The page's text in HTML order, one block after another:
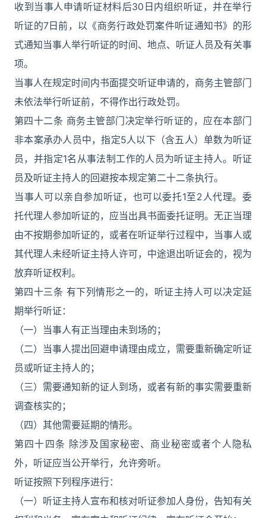
收到当事人申请听证材料后30日内组织听证，并在举行
听证的7日前，以《商务行政处罚案件听证通知书》的形
式通知当事人举行听证的时间、地点、听证人员及有关事
项。
当事人在规定时间内书面提交听证申请的，商务主管部门
未依法举行听证前，不得作出行政处罚。
第四十二条 商务主管部门决定举行听证的，应在本部门
非本案承办人员中，指定5人以下（含五人）单数为听证
员，并指定1名从事法制工作的人员为听证主持人。听证
员及听证主持人的回避按本规定第二十二条执行。
当事人可以亲自参加听证，也可以委托1至2人代理。委
托代理人参加听证的，应当出具书面委托证明。无正当理
由不按期参加听证的，或者在听证举行过程中，当事人或
其代理人未经听证主持人许可，中途退出听证会的，视为
放弃听证权利。
第四十三条 有下列情形之一的，听证主持人可以决定延
期举行听证：
（一）当事人有正当理由未到场的；
（二）当事人提出回避申请理由成立，需要重新确定听证
员或听证主持人的；
（三）需要通知新的证人到场，或者有新的事实需要重新
调查核实的；
（四）其他需要延期的情形。
第四十四条 除涉及国家秘密、商业秘密或者个人隐私
外，听证应当公开举行，允许旁听。
听证按照下列程序进行：
（一）听证主持人宣布和核对听证参加人身份，告知有关